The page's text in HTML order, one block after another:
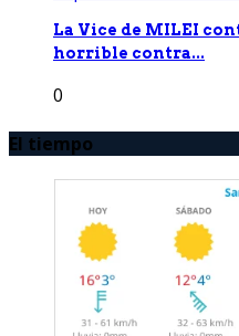
La Vice de MILEI
horrible contra...
0
El tiempo